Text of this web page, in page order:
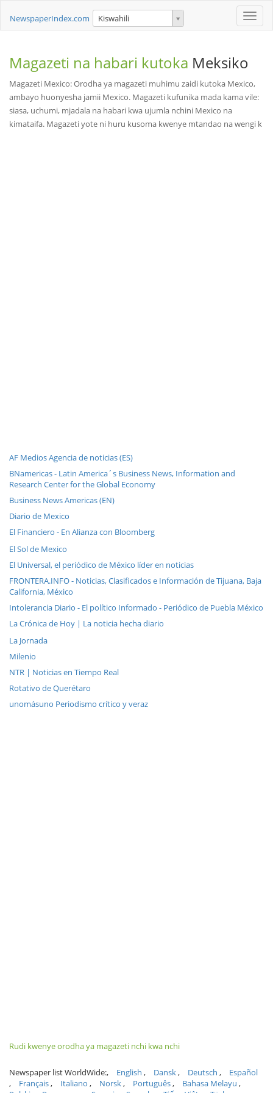
Toggle
NewspaperIndex.com Kiswahili
Magazeti na habari kutoka Meksiko
Magazeti Mexico: Orodha ya magazeti muhimu zaidi kutoka Mexico,
ambayo huonyesha jamii Mexico. Magazeti kufunika mada kama vile:
siasa, uchumi, mjadala na habari kwa ujumla nchini Mexico na
kimataifa. Magazeti yote ni huru kusoma kwenye mtandao na wengi k
AF Medios Agencia de noticias (ES)
BNamericas - Latin America´s Business News, Information and
Research Center for the Global Economy
Business News Americas (EN)
Diario de Mexico
El Financiero - En Alianza con Bloomberg
El Sol de Mexico
El Universal, el periódico de México líder en noticias
FRONTERA.INFO - Noticias, Clasificados e Información de Tijuana, Baja
California, México
Intolerancia Diario - El político Informado - Periódico de Puebla México
La Crónica de Hoy | La noticia hecha diario
La Jornada
Milenio
NTR | Noticias en Tiempo Real
Rotativo de Querétaro
unomásuno Periodismo crítico y veraz
Rudi kwenye orodha ya magazeti nchi kwa nchi
Newspaper list WorldWide: English Dansk Deutsch
Español
Français
Italiano Norsk Português
Bahasa Melayu